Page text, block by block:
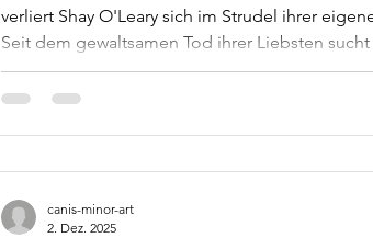
verliert Shay O'Leary sich im Strudel ihrer
Seit dem gewaltsamen Tod ihrer Liebsten sucht
verzweifelt nach einem Ausweg aus ihrem
Versuch, ihn im mexikanischen Nachtleben zu
abgelegenes Safehouse in Kanada schickt, um
gefährlichen Versuchungen fernzuhalten, steht
canis-minor-art
2. Dez. 2025